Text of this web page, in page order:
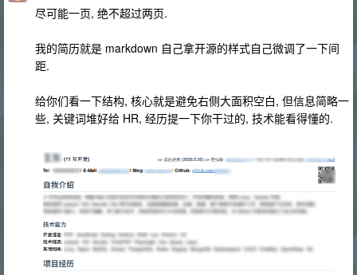
尽可能一页, 绝不超过两页.
我的简历就是 markdown 自己拿开源的样式自己微调了一下间
距.
给你们看一下结构, 核心就是避免右侧大面积空白, 但信息简略一
些, 关键词堆好给 HR, 经历提一下你干过的, 技术能看得懂的.